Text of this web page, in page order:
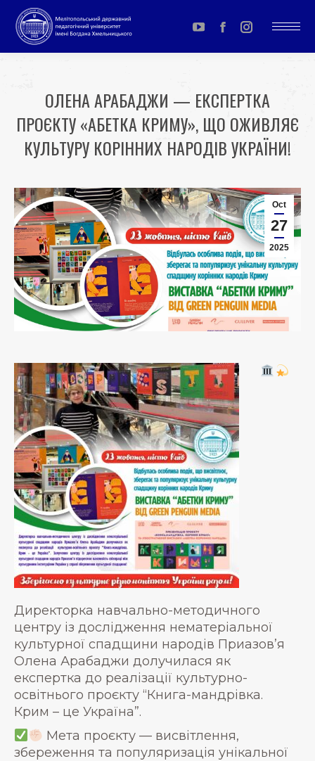
YouTube
page
in
new
window
Facebook
page
in
new
window
Instagram
page
in
new
window
ОЛЕНА АРАБАДЖИ — ЕКСПЕРТКА
ПРОЄКТУ «АБЕТКА КРИМУ», ЩО ОЖИВЛЯЄ
КУЛЬТУРУ КОРІННИХ НАРОДІВ УКРАЇНИ!
Oct
27
2025
Директорка навчально-методичного
центру із дослідження нематеріальної
культурної спадщини народів Приазов’я
Олена Арабаджи долучилася як
експертка до реалізації культурно-
освітнього проєкту “Книга-мандрівка.
Крим – це Україна”.
Мета проєкту — висвітлення,
збереження та популяризація унікальної